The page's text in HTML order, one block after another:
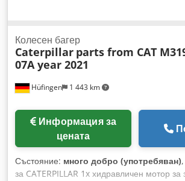
Hüfingen 1 443 km
Колесен багер
Caterpillar parts from CAT
07A year 2021
Информация за
цената
Състояние: много добро (употребяван)
за CATERPILLAR 1x хидравличен мотор за